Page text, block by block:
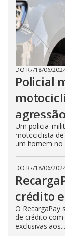
DO R7/18/06/
Policial
Um policial
motociclista
um homem no
DO R7/18/06/
crédito
O RecargaPay
de crédito com
exclusivas aos...